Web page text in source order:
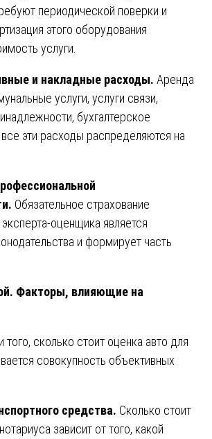
периодической поверки и
этого оборудования
услуги.
и накладные расходы. Аренда
услуги, услуги связи,
бухгалтерское
эти расходы распределяются на
Обязательное страхование
оценщика является
и формирует часть
Факторы, влияющие на
сколько стоит оценка авто для
совокупность объективных
средства. Сколько стоит
зависит от того, какой